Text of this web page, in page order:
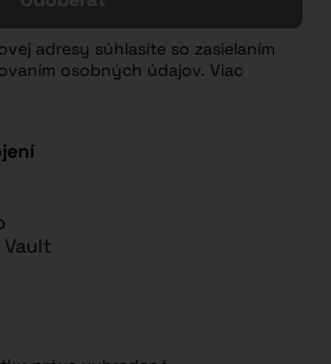
adresy súhlasíte so zasielaním
osobných údajov. Viac
Vault